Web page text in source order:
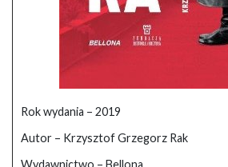
Rok wydania – 2019
Autor – Krzysztof Grzegorz Rak
Wydawnictwo – Bellona